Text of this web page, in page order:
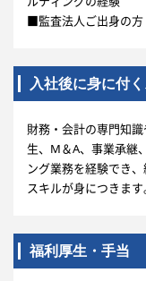
■監査法人ご出身の方
入社後に身に付
財務・会計の専門知
生、M＆A、事業承継
ング業務を経験でき
スキルが身につきます
福利厚生・手当